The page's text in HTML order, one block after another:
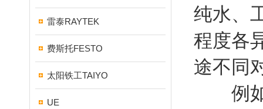
雷泰RAYTEK
费斯托FESTO
太阳铁工TAIYO
UE
纯水、
程度各
途不同
例如